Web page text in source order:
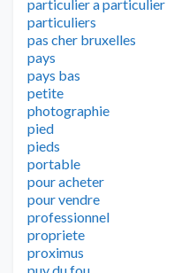
particulier a particulier
particuliers
pas cher bruxelles
pays
pays bas
petite
photographie
pied
pieds
portable
pour acheter
pour vendre
professionnel
propriete
proximus